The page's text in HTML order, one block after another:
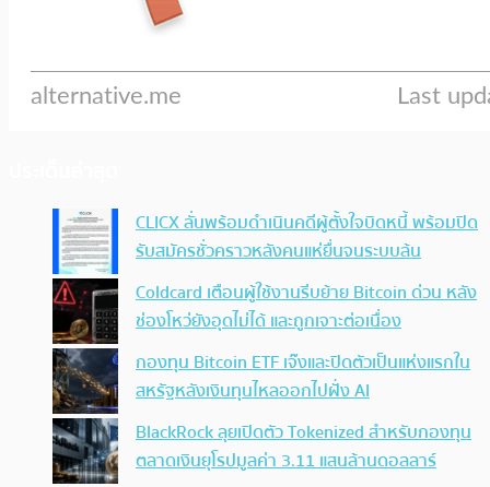
CLICX ลั่นพร้อมดำเนินคดีผู้ตั้งใจบิดหนี้ พร้อมปิด
รับสมัครชั่วคราวหลังคนแห่ยื่นจนระบบล้น
Coldcard เตือนผู้ใช้งานรีบย้าย Bitcoin ด่วน หลัง
ช่องโหว่ยังอุดไม่ได้ และถูกเจาะต่อเนื่อง
กองทุน Bitcoin ETF เจ๊งและปิดตัวเป็นแห่งแรกใน
สหรัฐหลังเงินทุนไหลออกไปฝั่ง AI
BlackRock ลุยเปิดตัว Tokenized สำหรับกองทุน
ตลาดเงินยุโรปมูลค่า 3.11 แสนล้านดอลลาร์